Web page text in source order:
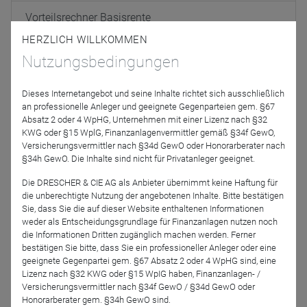
Vorteilsrechner Basisrente
Kontakt
Alte Leipziger Lebensversicherung a. G.
61440 Oberursel
Vertrieb-Leben-Produkte@alte-leipziger.de
Homepage
Ansprechpartner
HERZLICH WILLKOMMEN
Nutzungsbedingungen
Dieses Internetangebot und seine Inhalte richtet sich ausschließlich
an professionelle Anleger und geeignete Gegenparteien gem. §67
Absatz 2 oder 4 WpHG, Unternehmen mit einer Lizenz nach §32
KWG oder §15 WplG, Finanzanlagenvermittler gemäß §34f GewO,
Versicherungsvermittler nach §34d GewO oder Honorarberater nach
§34h GewO. Die Inhalte sind nicht für Privatanleger geeignet.
Die DRESCHER & CIE AG als Anbieter übernimmt keine Haftung für
die unberechtigte Nutzung der angebotenen Inhalte. Bitte bestätigen
Sie, dass Sie die auf dieser Website enthaltenen Informationen
weder als Entscheidungsgrundlage für Finanzanlagen nutzen noch
die Informationen Dritten zugänglich machen werden. Ferner
bestätigen Sie bitte, dass Sie ein professioneller Anleger oder eine
geeignete Gegenpartei gem. §67 Absatz 2 oder 4 WpHG sind, eine
Lizenz nach §32 KWG oder §15 WpIG haben, Finanzanlagen- /
Versicherungsvermittler nach §34f GewO / §34d GewO oder
Honorarberater gem. §34h GewO sind.